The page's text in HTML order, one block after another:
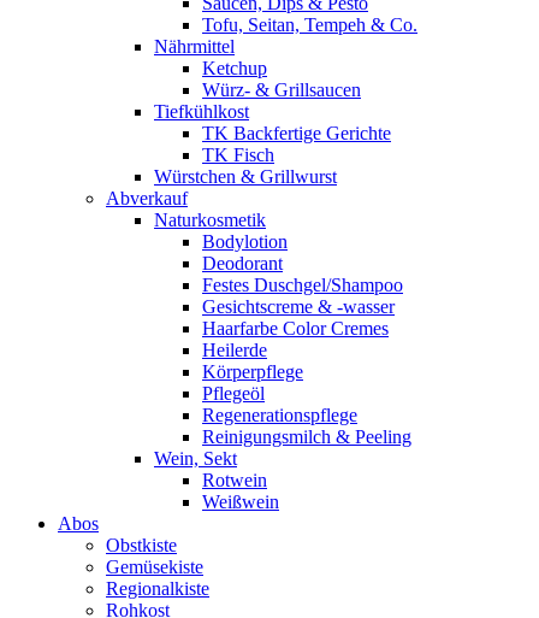
Tofu, Seitan, Tempeh & Co.
Nährmittel
Ketchup
Würz- & Grillsaucen
Tiefkühlkost
TK Backfertige Gerichte
TK Fisch
Würstchen & Grillwurst
Abverkauf
Naturkosmetik
Bodylotion
Deodorant
Festes Duschgel/Shampoo
Gesichtscreme & -wasser
Haarfarbe Color Cremes
Heilerde
Körperpflege
Pflegeöl
Regenerationspflege
Reinigungsmilch & Peeling
Wein, Sekt
Rotwein
Weißwein
Abos
Obstkiste
Gemüsekiste
Regionalkiste
Rohkost